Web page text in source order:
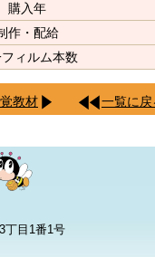
購入年
作・配給
ィルム本数
教材 一覧に戻
丁目1番1号